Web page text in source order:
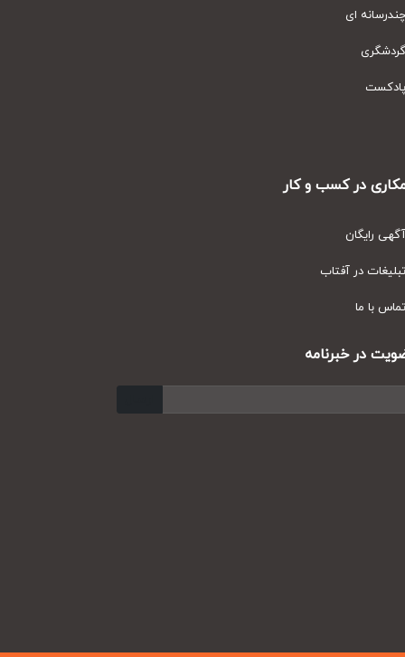
ای
در کسب و کار
رایگان
در آفتاب
با ما
در خبرنامه